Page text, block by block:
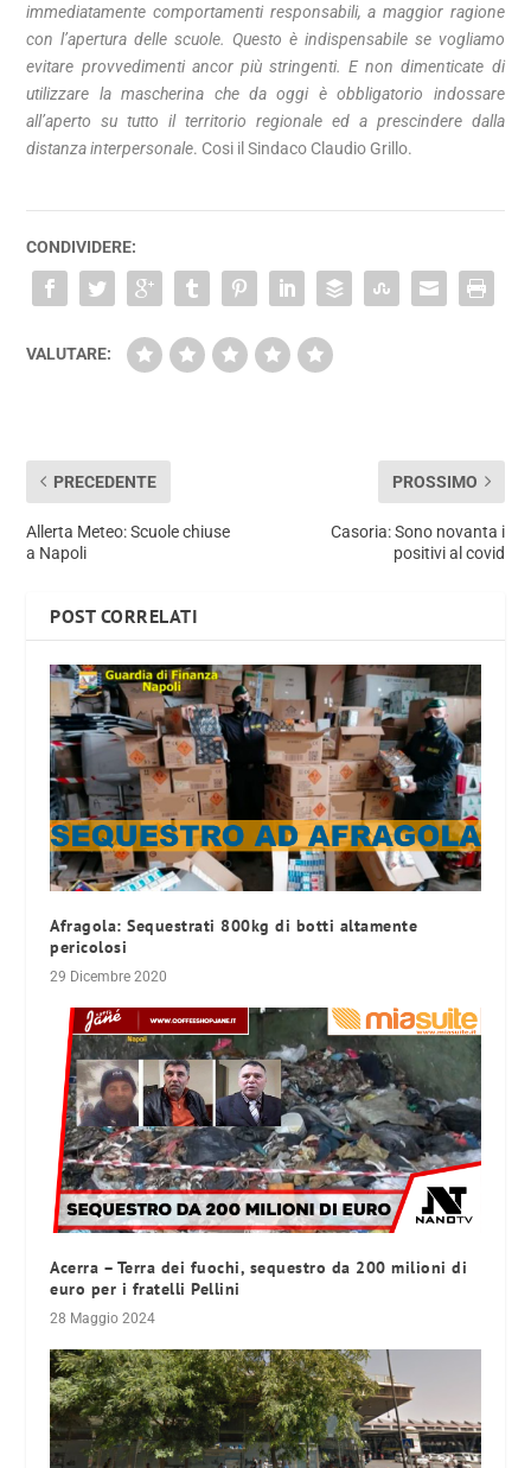
immediatamente comportamenti responsabili, a maggior ragione
con l’apertura delle scuole. Questo è indispensabile se vogliamo
evitare provvedimenti ancor più stringenti. E non dimenticate di
utilizzare la mascherina che da oggi è obbligatorio indossare
all’aperto su tutto il territorio regionale ed a prescindere dalla
distanza interpersonale. Cosi il Sindaco Claudio Grillo.
CONDIVIDERE:
VALUTARE:
PRECEDENTE
Allerta Meteo: Scuole chiuse
a Napoli
PROSSIMO
Casoria: Sono novanta i
positivi al covid
POST CORRELATI
Afragola: Sequestrati 800kg di botti altamente
pericolosi
29 Dicembre 2020
Acerra – Terra dei fuochi, sequestro da 200 milioni di
euro per i fratelli Pellini
28 Maggio 2024